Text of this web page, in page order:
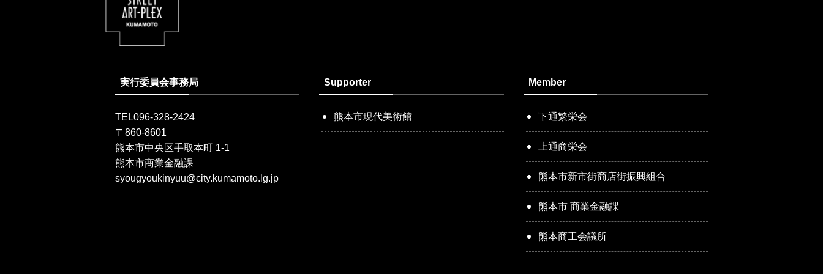
実行委員会事務局
TEL096-328-2424
〒860-8601
熊本市中央区手取本町 1-1
熊本市商業金融課
syougyoukinyuu@city.kumamoto.lg.jp
Supporter
熊本市現代美術館
Member
下通繁栄会
上通商栄会
熊本市新市街商店街振興組合
熊本市 商業金融課
熊本商工会議所